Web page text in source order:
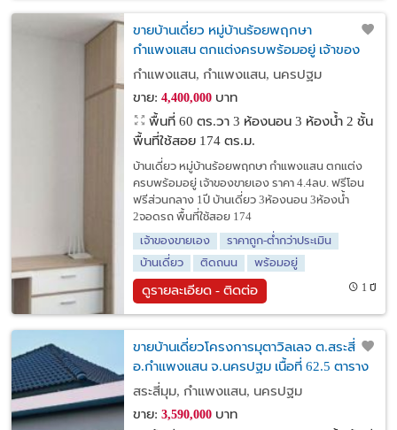
ขายบ้านเดี่ยว หมู่บ้านร้อยพฤกษา
กำแพงแสน ตกแต่งครบพร้อมอยู่ เจ้าของ
ขายเอง
กำแพงแสน, กำแพงแสน, นครปฐม
ขาย: 4,400,000บาท
พื้นที่ 60 ตร.วา 3 ห้องนอน 3 ห้องน้ำ 2 ชั้น
พื้นที่ใช้สอย 174 ตร.ม.
บ้านเดี่ยว หมู่บ้านร้อยพฤกษา กำแพงแสน ตกแต่ง
ครบพร้อมอยู่ เจ้าของขายเอง ราคา 4.4ลบ. ฟรีโอน
ฟรีส่วนกลาง 1ปี บ้านเดี่ยว 3ห้องนอน 3ห้องน้ำ
2จอดรถ พื้นที่ใช้สอย 174
เจ้าของขายเอง
ราคาถูก-ต่ำกว่าประเมิน
บ้านเดี่ยว
ติดถนน พร้อมอยู่
ดูรายละเอียด - ติดต่อ 1 ปี
ขายบ้านเดี่ยวโครงการมุตาวิลเลจ ต.สระสี่มุม
อ.กำแพงแสน จ.นครปฐม เนื้อที่ 62.5 ตาราง
วา ราคา 3,590,000 บาท
สระสี่มุม, กำแพงแสน, นครปฐม
ขาย: 3,590,000บาท